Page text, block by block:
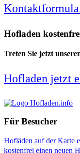
Hofladen
Treten Sie jetzt
Hofladen jetzt
Für Besucher
Hofläden auf der Karte
kostenfrei einen neuen